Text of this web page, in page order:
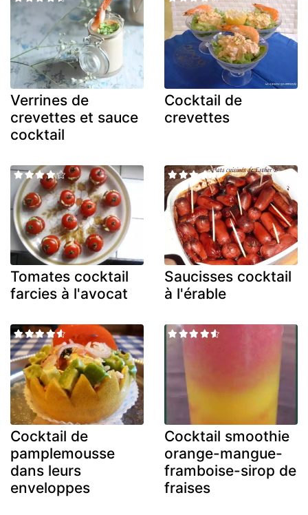
Verrines de
crevettes et sauce
cocktail
Cocktail de
crevettes
Tomates cocktail
farcies à l'avocat
Saucisses cocktail
à l'érable
Cocktail de
pamplemousse
dans leurs
enveloppes
Cocktail smoothie
orange-mangue-
framboise-sirop de
fraises